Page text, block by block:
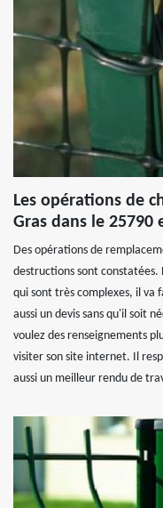
Les opérations de
Gras dans le 25790
Des opérations de
destructions sont
qui sont très complexes, il va
aussi un devis sans qu'il soit
voulez des renseignements
visiter son site internet. Il
aussi un meilleur rendu de